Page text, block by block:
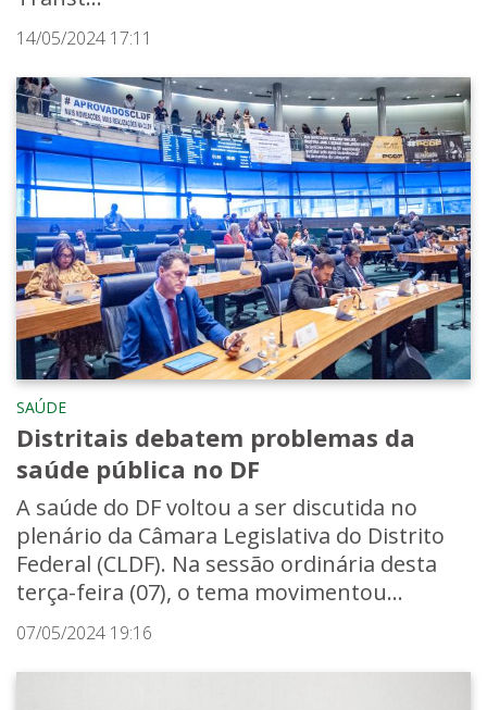
14/05/2024 17:11
SAÚDE
Distritais debatem problemas da
saúde pública no DF
A saúde do DF voltou a ser discutida no
plenário da Câmara Legislativa do Distrito
Federal (CLDF). Na sessão ordinária desta
terça-feira (07), o tema movimentou...
07/05/2024 19:16